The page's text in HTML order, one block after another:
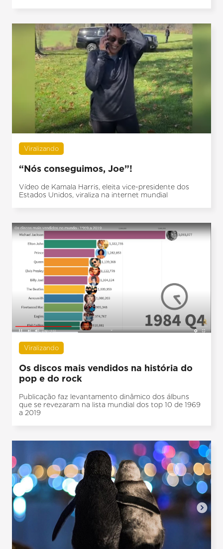
Viralizando
“Nós conseguimos, Joe”!
Vídeo de Kamala Harris, eleita vice-presidente dos
Estados Unidos, viraliza na internet mundial
Viralizando
Os discos mais vendidos na história do
pop e do rock
Publicação faz levantamento dinâmico dos álbuns
que se revezaram na lista mundial dos top 10 de 1969
a 2019